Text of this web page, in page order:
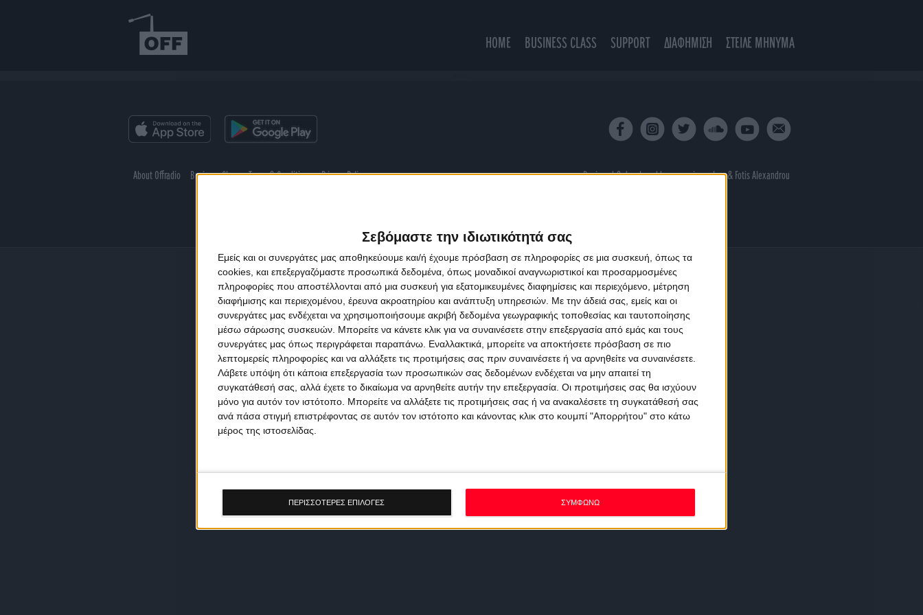
Σεβόμαστε την ιδιωτικότητά σας
Εμείς και οι συνεργάτες μας αποθηκεύουμε και/ή έχουμε πρόσβαση σε πληροφορίες σε μια συσκευή, όπως τα
cookies, και επεξεργαζόμαστε προσωπικά δεδομένα, όπως μοναδικοί αναγνωριστικοί και προσαρμοσμένες
πληροφορίες που αποστέλλονται από μια συσκευή για εξατομικευμένες διαφημίσεις και περιεχόμενο, μέτρηση
διαφήμισης και περιεχομένου, έρευνα ακροατηρίου και ανάπτυξη υπηρεσιών. Με την άδειά σας, εμείς και οι
συνεργάτες μας ενδέχεται να χρησιμοποιήσουμε ακριβή δεδομένα γεωγραφικής τοποθεσίας και ταυτοποίησης
μέσω σάρωσης συσκευών. Μπορείτε να κάνετε κλικ για να συναινέσετε στην επεξεργασία από εμάς και τους
συνεργάτες μας όπως περιγράφεται παραπάνω. Εναλλακτικά, μπορείτε να αποκτήσετε πρόσβαση σε πιο
λεπτομερείς πληροφορίες και να αλλάξετε τις προτιμήσεις σας πριν συναινέσετε ή να αρνηθείτε να συναινέσετε.
Λάβετε υπόψη ότι κάποια επεξεργασία των προσωπικών σας δεδομένων ενδέχεται να μην απαιτεί τη
συγκατάθεσή σας, αλλά έχετε το δικαίωμα να αρνηθείτε αυτήν την επεξεργασία. Οι προτιμήσεις σας θα ισχύουν
μόνο για αυτόν τον ιστότοπο. Μπορείτε να αλλάξετε τις προτιμήσεις σας ή να ανακαλέσετε τη συγκατάθεσή σας
ανά πάσα στιγμή επιστρέφοντας σε αυτόν τον ιστότοπο και κάνοντας κλικ στο κουμπί "Απορρήτου" στο κάτω
μέρος της ιστοσελίδας.
ΠΕΡΙΣΣΟΤΕΡΕΣ ΕΠΙΛΟΓΕΣ ΣΥΜΦΩΝΩ
HOME BUSINESS CLASS SUPPORT ΔΙΑΦΗΜΙΣΗ ΣΤΕΙΛΕ ΜΗΝΥΜΑ
About Offradio Business Class Terms & Conditions Privacy Policy Designed & developed byporcupine colors& Fotis Alexandrou